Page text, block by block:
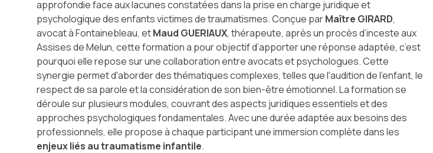
approfondie face aux lacunes constatées dans la prise en charge juridique et
psychologique des enfants victimes de traumatismes. Conçue parMaître GIRARD,
avocat à Fontainebleau, etMaud GUERIAUX, thérapeute, après un procès d’inceste aux
Assises de Melun, cette formation a pour objectif d’apporter une réponse adaptée, c’est
pourquoi elle repose sur une collaboration entre avocats et psychologues. Cette
synergie permet d'aborder des thématiques complexes, telles que l'audition de l'enfant, le
respect de sa parole et la considération de son bien-être émotionnel. La formation se
déroule sur plusieurs modules, couvrant des aspects juridiques essentiels et des
approches psychologiques fondamentales. Avec une durée adaptée aux besoins des
professionnels, elle propose à chaque participant une immersion complète dans les
enjeux liés au traumatisme infantile.